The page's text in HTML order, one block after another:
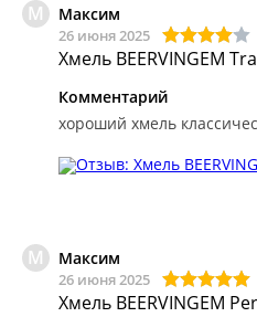
М Максим
26 июня 2025
Хмель BEERVINGEM
Комментарий
хороший хмель
М Максим
26 июня 2025
Хмель BEERVINGEM